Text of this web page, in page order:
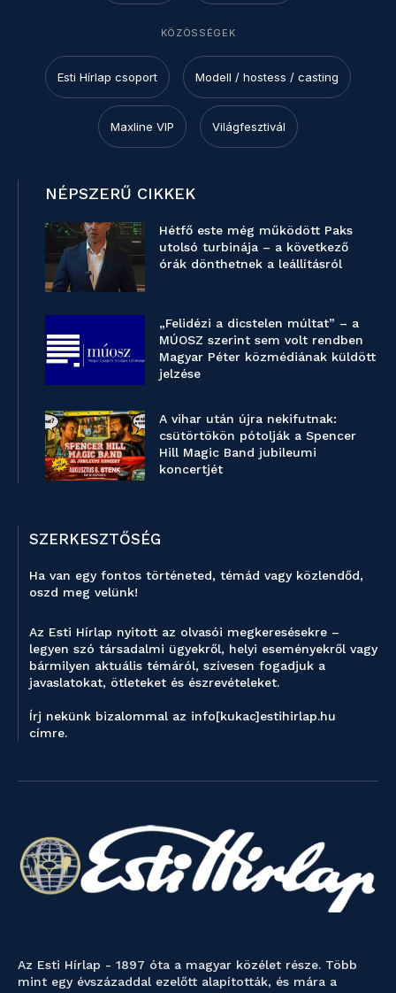
KÖZÖSSÉGEK
Esti Hírlap csoport Modell / hostess / casting
Maxline VIP Világfesztivál
NÉPSZERŰ CIKKEK
Hétfő este még működött Paks
utolsó turbinája – a következő
órák dönthetnek a leállításról
„Felidézi a dicstelen múltat” – a
MÚOSZ szerint sem volt rendben
Magyar Péter közmédiának küldött
jelzése
A vihar után újra nekifutnak:
csütörtökön pótolják a Spencer
Hill Magic Band jubileumi
koncertjét
SZERKESZTŐSÉG
Ha van egy fontos történeted, témád vagy közlendőd,
oszd meg velünk!
Az Esti Hírlap nyitott az olvasói megkeresésekre –
legyen szó társadalmi ügyekről, helyi eseményekről vagy
bármilyen aktuális témáról, szívesen fogadjuk a
javaslatokat, ötleteket és észrevételeket.
Írj nekünk bizalommal az info[kukac]estihirlap.hu
címre.
Az Esti Hírlap - 1897 óta a magyar közélet része. Több
mint egy évszázaddal ezelőtt alapították, és mára a